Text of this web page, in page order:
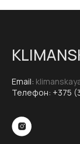
Email:
Телефон: +375